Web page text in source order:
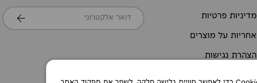
מדיניות פרטיות
אחריות על מוצרים
הצהרת נגישות
דואר אלקטרוני
הרשמה